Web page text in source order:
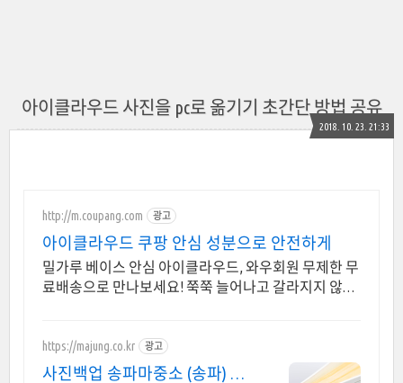
아이클라우드 사진을 pc로 옮기기 초간단 방법 공유
2018. 10. 23. 21:33
http://m.coupang.com 광고
아이클라우드 쿠팡 안심 성분으로 안전하게
밀가루 베이스 안심 아이클라우드, 와우회원 무제한 무
료배송으로 만나보세요! 쭉쭉 늘어나고 갈라지지 않는
https://majung.co.kr 광고
사진백업 송파마중소 (송파) 국